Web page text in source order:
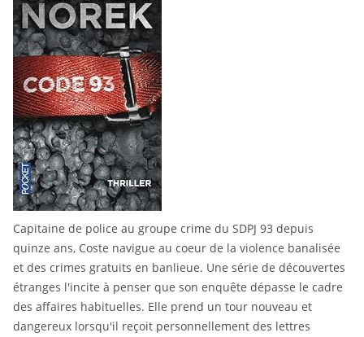
Capitaine de police au groupe crime du SDPJ 93 depuis
quinze ans, Coste navigue au coeur de la violence banalisée
et des crimes gratuits en banlieue. Une série de découvertes
étranges l'incite à penser que son enquête dépasse le cadre
des affaires habituelles. Elle prend un tour nouveau et
dangereux lorsqu'il reçoit personnellement des lettres